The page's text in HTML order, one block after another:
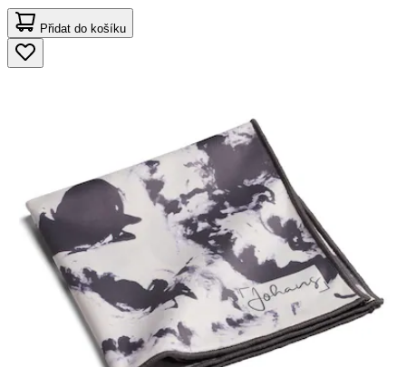
Přidat do košíku